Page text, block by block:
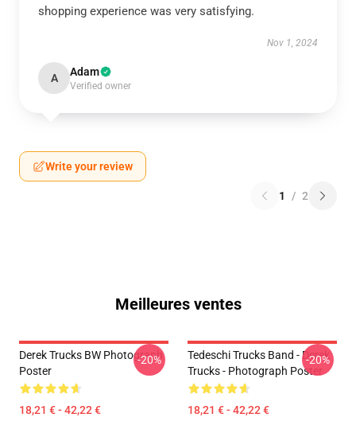
shopping experience was very satisfying.
Nov 1, 2024
A Adam
Verified owner
Write your review
1 / 2
Meilleures ventes
Derek Trucks BW Photograph
Poster
18,21 € - 42,22 €
-20%
Tedeschi Trucks Band - Derek
Trucks - Photograph Poster
18,21 € - 42,22 €
-20%